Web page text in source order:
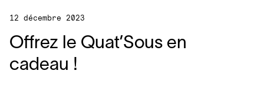
12 décembre 2023
Offrez le Quat’Sous en
cadeau !